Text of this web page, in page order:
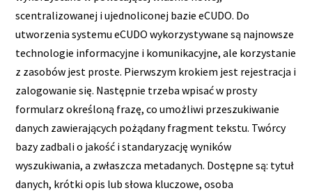
scentralizowanej i ujednoliconej bazie eCUDO. Do
utworzenia systemu eCUDO wykorzystywane są najnowsze
technologie informacyjne i komunikacyjne, ale korzystanie
z zasobów jest proste. Pierwszym krokiem jest rejestracja i
zalogowanie się. Następnie trzeba wpisać w prosty
formularz określoną frazę, co umożliwi przeszukiwanie
danych zawierających pożądany fragment tekstu. Twórcy
bazy zadbali o jakość i standaryzację wyników
wyszukiwania, a zwłaszcza metadanych. Dostępne są: tytuł
danych, krótki opis lub słowa kluczowe, osoba